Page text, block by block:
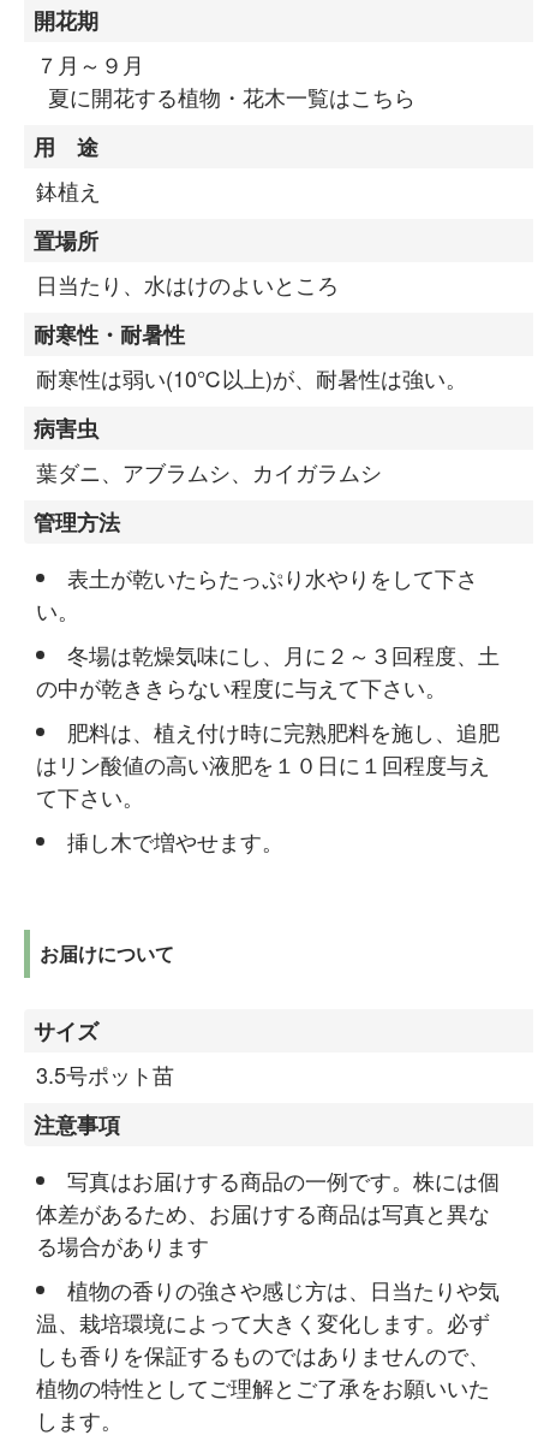
開花期
７月～９月
夏に開花する植物・花木一覧はこちら
用 途
鉢植え
置場所
日当たり、水はけのよいところ
耐寒性・耐暑性
耐寒性は弱い(10℃以上)が、耐暑性は強い。
病害虫
葉ダニ、アブラムシ、カイガラムシ
管理方法
表土が乾いたらたっぷり水やりをして下さ
い。
冬場は乾燥気味にし、月に２～３回程度、土
の中が乾ききらない程度に与えて下さい。
肥料は、植え付け時に完熟肥料を施し、追肥
はリン酸値の高い液肥を１０日に１回程度与え
て下さい。
挿し木で増やせます。
お届けについて
サイズ
3.5号ポット苗
注意事項
写真はお届けする商品の一例です。株には個
体差があるため、お届けする商品は写真と異な
る場合があります
植物の香りの強さや感じ方は、日当たりや気
温、栽培環境によって大きく変化します。必ず
しも香りを保証するものではありませんので、
植物の特性としてご理解とご了承をお願いいた
します。